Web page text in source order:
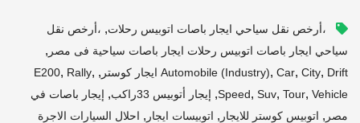
،أرخص نقل سياحي ايجار باصات اتوبيس رحلات, ،أرخص نقل
سياحي ايجار باصات اتوبيس رحلات ايجار باصات سياحية فى مصر ,
Automobile (industry), Car, City, Drift ايجار كوستر ,
E200, Rally,
Speed, Suv, Tour, Vehicle
, إيجار أتوبيس 33راكب , إيجار باصات في
مصر , اتوبيس كوستر للايجار , اتوبيسات ايجار , احلال السيارات الاجرة